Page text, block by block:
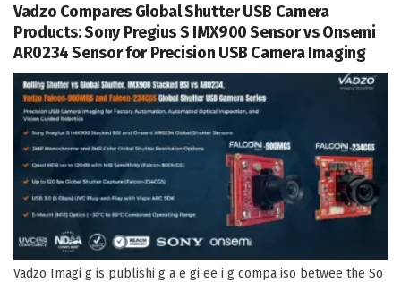
Vadzo Compares Global Shutter USB Camera
Products: Sony Pregius S IMX900 Sensor vs Onsemi
AR0234 Sensor for Precision USB Camera Imaging
Vadzo Imagi g is publishi g a e gi ee i g compa iso betwee the So